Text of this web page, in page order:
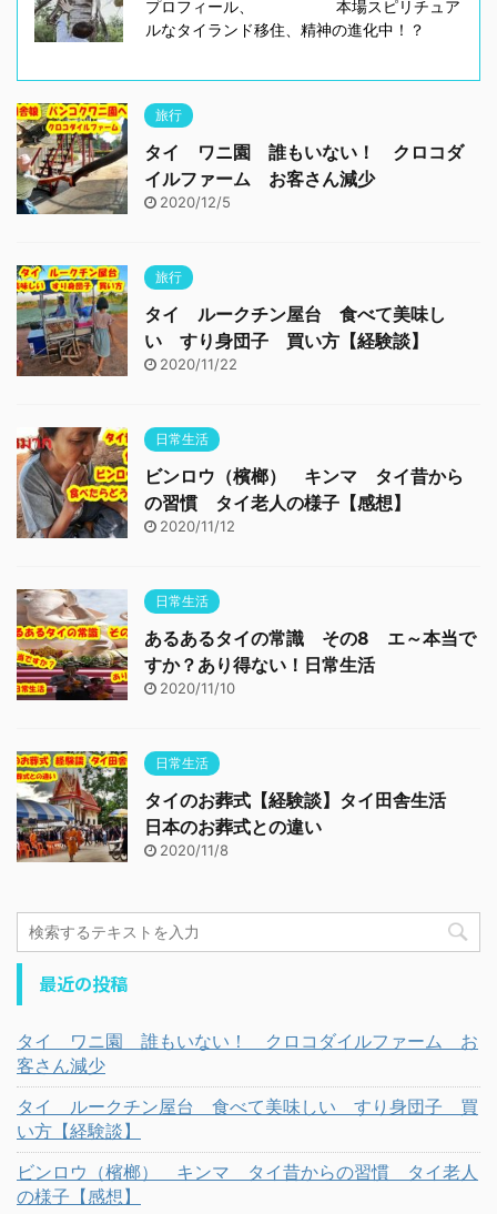
プロフィール、 本場スピリチュア
ルなタイランド移住、精神の進化中！？
旅行
タイ ワニ園 誰もいない！ クロコダ
イルファーム お客さん減少
2020/12/5
旅行
タイ ルークチン屋台 食べて美味し
い すり身団子 買い方【経験談】
2020/11/22
日常生活
ビンロウ（檳榔） キンマ タイ昔から
の習慣 タイ老人の様子【感想】
2020/11/12
日常生活
あるあるタイの常識 その8 エ～本当で
すか？あり得ない！日常生活
2020/11/10
日常生活
タイのお葬式【経験談】タイ田舎生活
日本のお葬式との違い
2020/11/8
最近の投稿
タイ ワニ園 誰もいない！ クロコダイルファーム お
客さん減少
タイ ルークチン屋台 食べて美味しい すり身団子 買
い方【経験談】
ビンロウ（檳榔） キンマ タイ昔からの習慣 タイ老人
の様子【感想】